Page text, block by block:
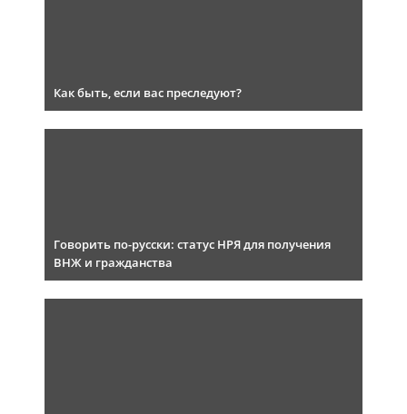
Как быть, если вас преследуют?
Говорить по-русски: статус НРЯ для получения
ВНЖ и гражданства